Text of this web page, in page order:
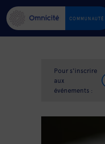
COMMUNAUTÉ
Pour s'inscrire
aux
événements :